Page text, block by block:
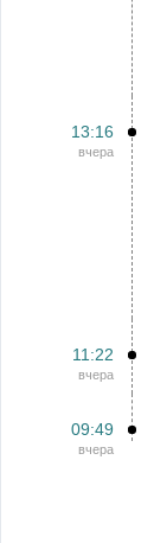
13:16
вчера
11:22
вчера
09:49
вчера